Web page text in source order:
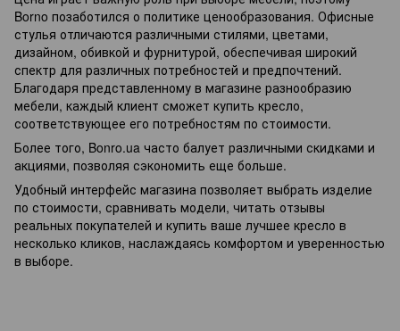
Borno позаботился о политике ценообразования. Офисные
стулья отличаются различными стилями, цветами,
дизайном, обивкой и фурнитурой, обеспечивая широкий
спектр для различных потребностей и предпочтений.
Благодаря представленному в магазине разнообразию
мебели, каждый клиент сможет купить кресло,
соответствующее его потребностям по стоимости.
Более того, Bonro.ua часто балует различными скидками и
акциями, позволяя сэкономить еще больше.
Удобный интерфейс магазина позволяет выбрать изделие
по стоимости, сравнивать модели, читать отзывы
реальных покупателей и купить ваше лучшее кресло в
несколько кликов, наслаждаясь комфортом и уверенностью
в выборе.